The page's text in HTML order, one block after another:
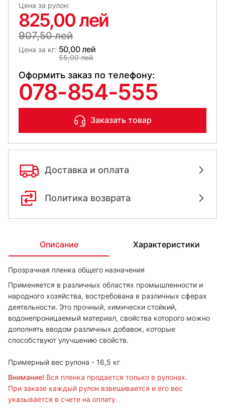
Цена за рулон:
825,00 лей
907,50 лей
Цена за кг: 50,00 лей
55,00 лей
Оформить заказ по телефону:
078-854-555
Заказать товар
Доставка и оплата
Политика возврата
Описание Характеристики
Прозрачная пленка общего назначения
Применяется в различных областях промышленности и
народного хозяйства, востребована в различных сферах
деятельности. Это прочный, химически стойкий,
водонепроницаемый материал, свойства которого можно
дополнять вводом различных добавок, которые
способствуют улучшению свойств.
Примерный вес рулона - 16,5 кг
Внимание! Вся пленка продается только в рулонах.
При заказе каждый рулон взвешивается и его вес
указывается в счете на оплату.